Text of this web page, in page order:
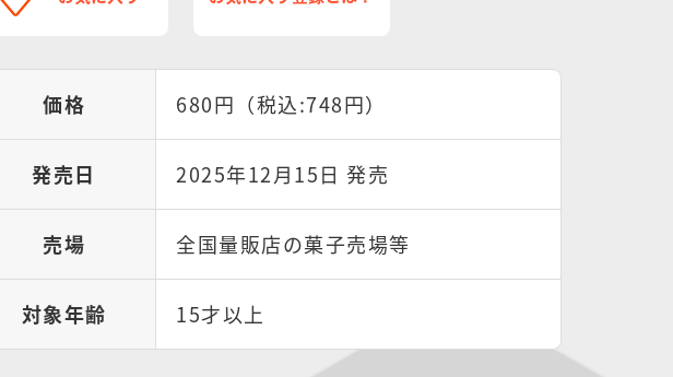
価格 680円（税込:748円）
発売日 2025年12月15日 発売
売場 全国量販店の菓子売場等
対象年齢 15才以上